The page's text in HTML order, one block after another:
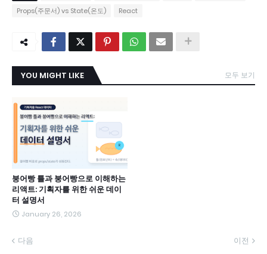
Props(주문서) vs State(온도)
React
YOU MIGHT LIKE 모두 보기
붕어빵 틀과 붕어빵으로 이해하는
리액트: 기획자를 위한 쉬운 데이
터 설명서
January 26, 2026
다음 이전